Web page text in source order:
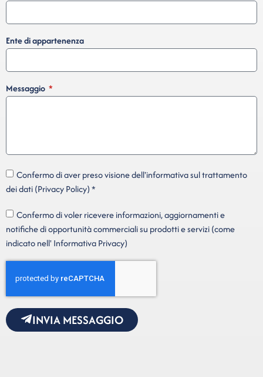
Ente di appartenenza
Messaggio
Confermo di aver preso visione dell'informativa sul trattamento
dei dati (Privacy Policy) *
Confermo di voler ricevere informazioni, aggiornamenti e
notifiche di opportunità commerciali su prodotti e servizi (come
indicato nell' Informativa Privacy)
INVIA MESSAGGIO